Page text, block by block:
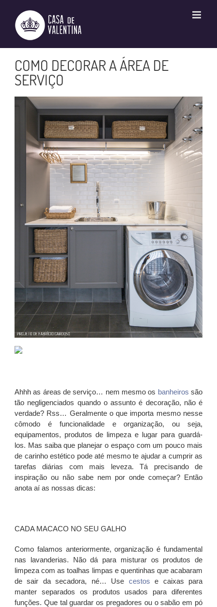
conteúdo
COMO DECORAR A ÁREA DE
SERVIÇO
Ahhh as áreas de serviço… nem mesmo os banheiros são
tão negligenciados quando o assunto é decoração, não é
verdade? Rss… Geralmente o que importa mesmo nesse
cômodo é funcionalidade e organização, ou seja,
equipamentos, produtos de limpeza e lugar para guardá-
los. Mas saiba que planejar o espaço com um pouco mais
de carinho estético pode até mesmo te ajudar a cumprir as
tarefas diárias com mais leveza. Tá precisando de
inspiração ou não sabe nem por onde começar? Então
anota aí as nossas dicas:
CADA MACACO NO SEU GALHO
Como falamos anteriormente, organização é fundamental
nas lavanderias. Não dá para misturar os produtos de
limpeza com as toalhas limpas e quentinhas que acabaram
de sair da secadora, né… Use cestos e caixas para
manter separados os produtos usados para diferentes
funções. Que tal guardar os pregadores ou o sabão em pó